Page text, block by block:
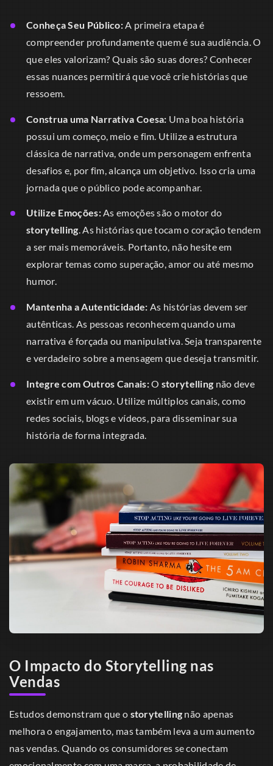
Conheça Seu Público:A primeira etapa é
compreender profundamente quem é sua audiência. O
que eles valorizam? Quais são suas dores? Conhecer
essas nuances permitirá que você crie histórias que
ressoem.
Construa uma Narrativa Coesa: Uma boa história
possui um começo, meio e fim. Utilize a estrutura
clássica de narrativa, onde um personagem enfrenta
desafios e, por fim, alcança um objetivo. Isso cria uma
jornada que o público pode acompanhar.
Utilize Emoções:As emoções são o motor do
storytelling. As histórias que tocam o coração tendem
a ser mais memoráveis. Portanto, não hesite em
explorar temas como superação, amor ou até mesmo
humor.
Mantenha a Autenticidade: As histórias devem ser
autênticas. As pessoas reconhecem quando uma
narrativa é forçada ou manipulativa. Seja transparente
e verdadeiro sobre a mensagem que deseja transmitir.
Integre com Outros Canais:O storytelling não deve
existir em um vácuo. Utilize múltiplos canais, como
redes sociais, blogs e vídeos, para disseminar sua
história de forma integrada.
O Impacto do Storytelling nas
Vendas
Estudos demonstram que o storytelling não apenas
melhora o engajamento, mas também leva a um aumento
nas vendas. Quando os consumidores se conectam